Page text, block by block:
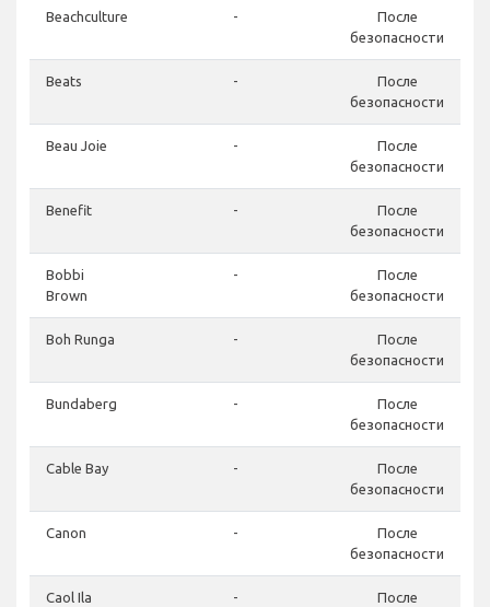
Beachculture -
После
безопасности
Beats -
После
безопасности
Beau Joie -
После
безопасности
Benefit -
После
безопасности
Bobbi
Brown
-
После
безопасности
Boh Runga -
После
безопасности
Bundaberg -
После
безопасности
Cable Bay -
После
безопасности
Canon -
После
безопасности
Caol Ila -
После